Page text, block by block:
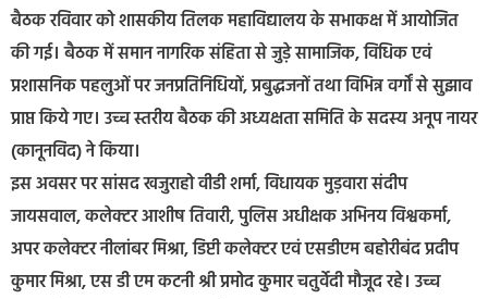
बैठक रविवार को शासकीय तिलक महाविद्यालय के सभाकक्ष में आयोजित
की गई। बैठक में समान नागरिक संहिता से जुड़े सामाजिक, विधिक एवं
प्रशासनिक पहलुओं पर जनप्रतिनिधियों, प्रबुद्धजनों तथा विभिन्न वर्गों से सुझाव
प्राप्त किये गए। उच्च स्तरीय बैठक की अध्यक्षता समिति के सदस्य अनूप नायर
(कानूनविद) ने किया।
इस अवसर पर सांसद खजुराहो वीडी शर्मा, विधायक मुड़वारा संदीप
जायसवाल, कलेक्टर आशीष तिवारी, पुलिस अधीक्षक अभिनय विश्वकर्मा,
अपर कलेक्टर नीलांबर मिश्रा, डिप्टी कलेक्टर एवं एसडीएम बहोरीबंद प्रदीप
कुमार मिश्रा, एस डी एम कटनी श्री प्रमोद कुमार चतुर्वेदी मौजूद रहे। उच्च